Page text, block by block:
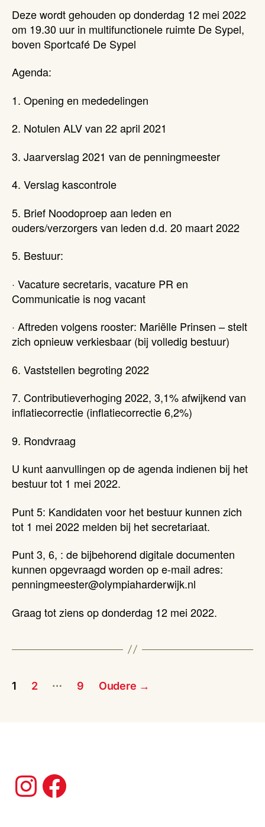
Deze wordt gehouden op donderdag 12 mei 2022
om 19.30 uur in multifunctionele ruimte De Sypel,
boven Sportcafé De Sypel
Agenda:
1. Opening en mededelingen
2. Notulen ALV van 22 april 2021
3. Jaarverslag 2021 van de penningmeester
4. Verslag kascontrole
5. Brief Noodoproep aan leden en
ouders/verzorgers van leden d.d. 20 maart 2022
5. Bestuur:
· Vacature secretaris, vacature PR en
Communicatie is nog vacant
· Aftreden volgens rooster: Mariëlle Prinsen – stelt
zich opnieuw verkiesbaar (bij volledig bestuur)
6. Vaststellen begroting 2022
7. Contributieverhoging 2022, 3,1% afwijkend van
inflatiecorrectie (inflatiecorrectie 6,2%)
9. Rondvraag
U kunt aanvullingen op de agenda indienen bij het
bestuur tot 1 mei 2022.
Punt 5: Kandidaten voor het bestuur kunnen zich
tot 1 mei 2022 melden bij het secretariaat.
Punt 3, 6, : de bijbehorend digitale documenten
kunnen opgevraagd worden op e-mail adres:
penningmeester@olympiaharderwijk.nl
Graag tot ziens op donderdag 12 mei 2022.
Berichten
1 2 … 9 Oudere →
Instagram
Facebook